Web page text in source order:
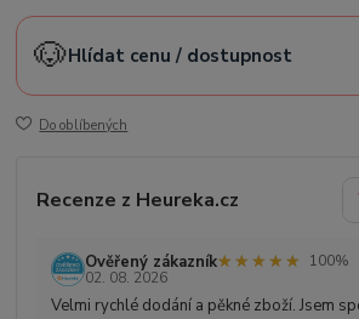
🐶Hlídat cenu / dostupnost
Do oblíbených
Recenze z Heureka.cz
Ověřený zákazník★★★★★
★★★★★
100%
02. 08. 2026
Velmi rychlé dodání a pěkné zboží. Jsem